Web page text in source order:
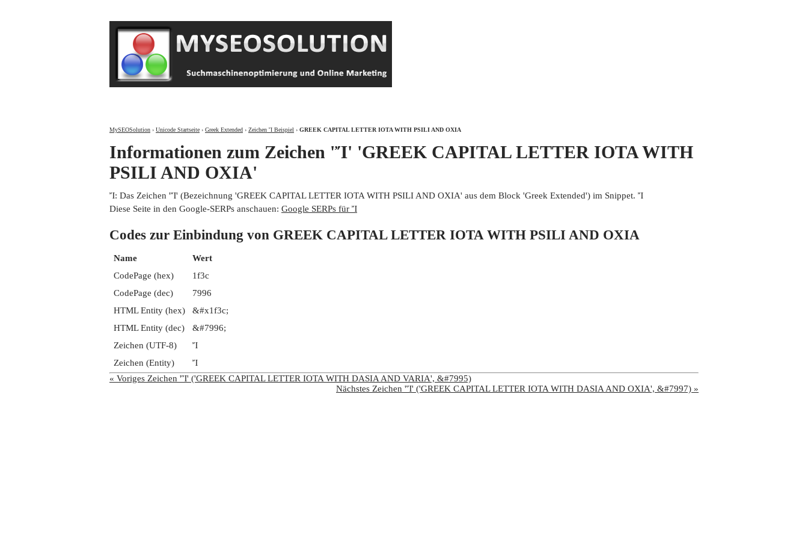
MySEOSolution › Unicode Startseite › Greek Extended › Zeichen Ἴ Beispiel › GREEK CAPITAL LETTER IOTA WITH PSILI AND OXIA
Informationen zum Zeichen 'Ἴ' 'GREEK CAPITAL LETTER IOTA WITH
PSILI AND OXIA'
Ἴ: Das Zeichen 'Ἴ' (Bezeichnung 'GREEK CAPITAL LETTER IOTA WITH PSILI AND OXIA' aus dem Block 'Greek Extended') im Snippet. Ἴ
Diese Seite in den Google-SERPs anschauen: Google SERPs für Ἴ
Codes zur Einbindung von GREEK CAPITAL LETTER IOTA WITH PSILI AND OXIA
Name
Wert
CodePage (hex)
1f3c
CodePage (dec)
7996
HTML Entity (hex)
&#x1f3c;
HTML Entity (dec)
&#7996;
Zeichen (UTF-8)
Ἴ
Zeichen (Entity)
Ἴ
« Voriges Zeichen 'Ἳ' ('GREEK CAPITAL LETTER IOTA WITH DASIA AND VARIA', &#7995)
Nächstes Zeichen 'Ἵ' ('GREEK CAPITAL LETTER IOTA WITH DASIA AND OXIA', &#7997) »